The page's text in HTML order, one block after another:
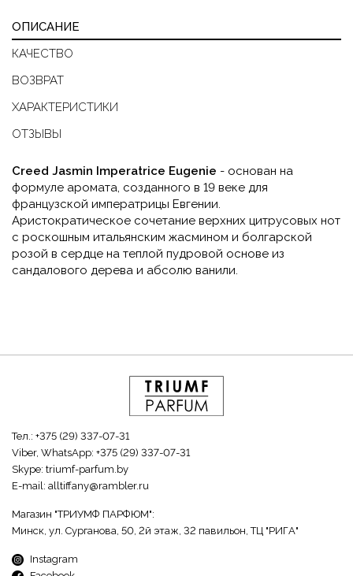
ОПИСАНИЕ
КАЧЕСТВО
ВОЗВРАТ
ХАРАКТЕРИСТИКИ
ОТЗЫВЫ
Creed Jasmin Imperatrice Eugenie - основан на
формуле аромата, созданного в 19 веке для
французской императрицы Евгении.
Аристократическое сочетание верхних цитрусовых нот
с роскошным итальянским жасмином и болгарской
розой в сердце на теплой пудровой основе из
сандалового дерева и абсолю ванили.
Тел.: +375 (29) 337-07-31
Viber, WhatsApp: +375 (29) 337-07-31
Skype: triumf-parfum.by
E-mail: alltiffany@rambler.ru
Магазин "ТРИУМФ ПАРФЮМ":
Минск, ул. Сурганова, 50, 2й этаж, 32 павильон, ТЦ "РИГА"
Instagram